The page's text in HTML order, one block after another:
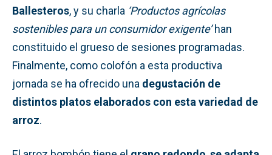
Ballesteros, y su charla ‘Productos agrícolas
sostenibles para un consumidor exigente’han
constituido el grueso de sesiones programadas.
Finalmente, como colofón a esta productiva
jornada se ha ofrecido una degustación de
distintos platos elaborados con esta variedad de
arroz.